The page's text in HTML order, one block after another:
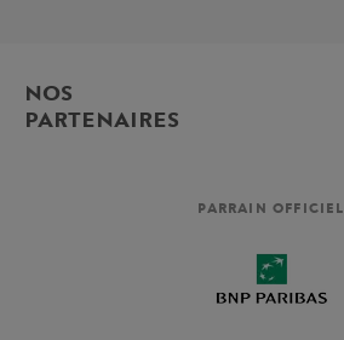
NOS
PARTENAIRES
PARRAIN OFFICIEL